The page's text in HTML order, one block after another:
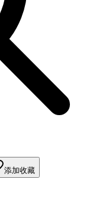
添加收藏